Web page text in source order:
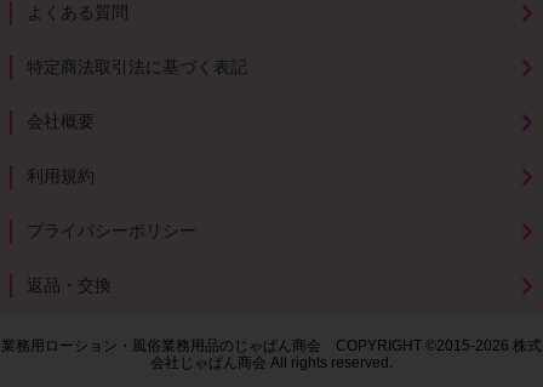
よくある質問
特定商法取引法に基づく表記
会社概要
利用規約
プライバシーポリシー
返品・交換
業務用ローション・風俗業務用品のじゃぱん商会 COPYRIGHT ©2015-2026 株式
会社じゃぱん商会 All rights reserved.